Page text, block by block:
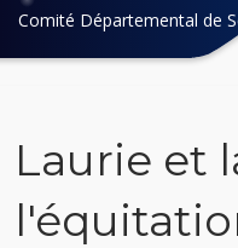
Comité Départemental de
Laurie et